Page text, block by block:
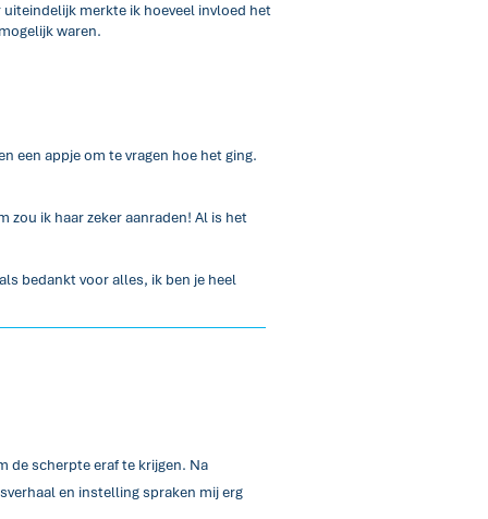
merkte ik hoeveel invloed het
waren.
een appje om te vragen hoe het ging.
zou ik haar zeker aanraden! Al is het
bedankt voor alles, ik ben je heel
de scherpte eraf te krijgen. Na
en instelling spraken mij erg